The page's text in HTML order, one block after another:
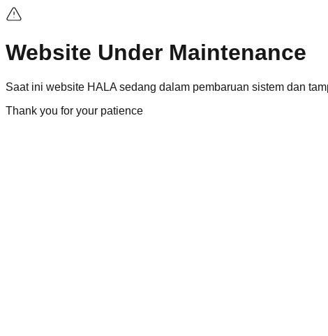
Website Under Maintenance
Saat ini website HALA sedang dalam pembaruan sistem dan
Thank you for your patience